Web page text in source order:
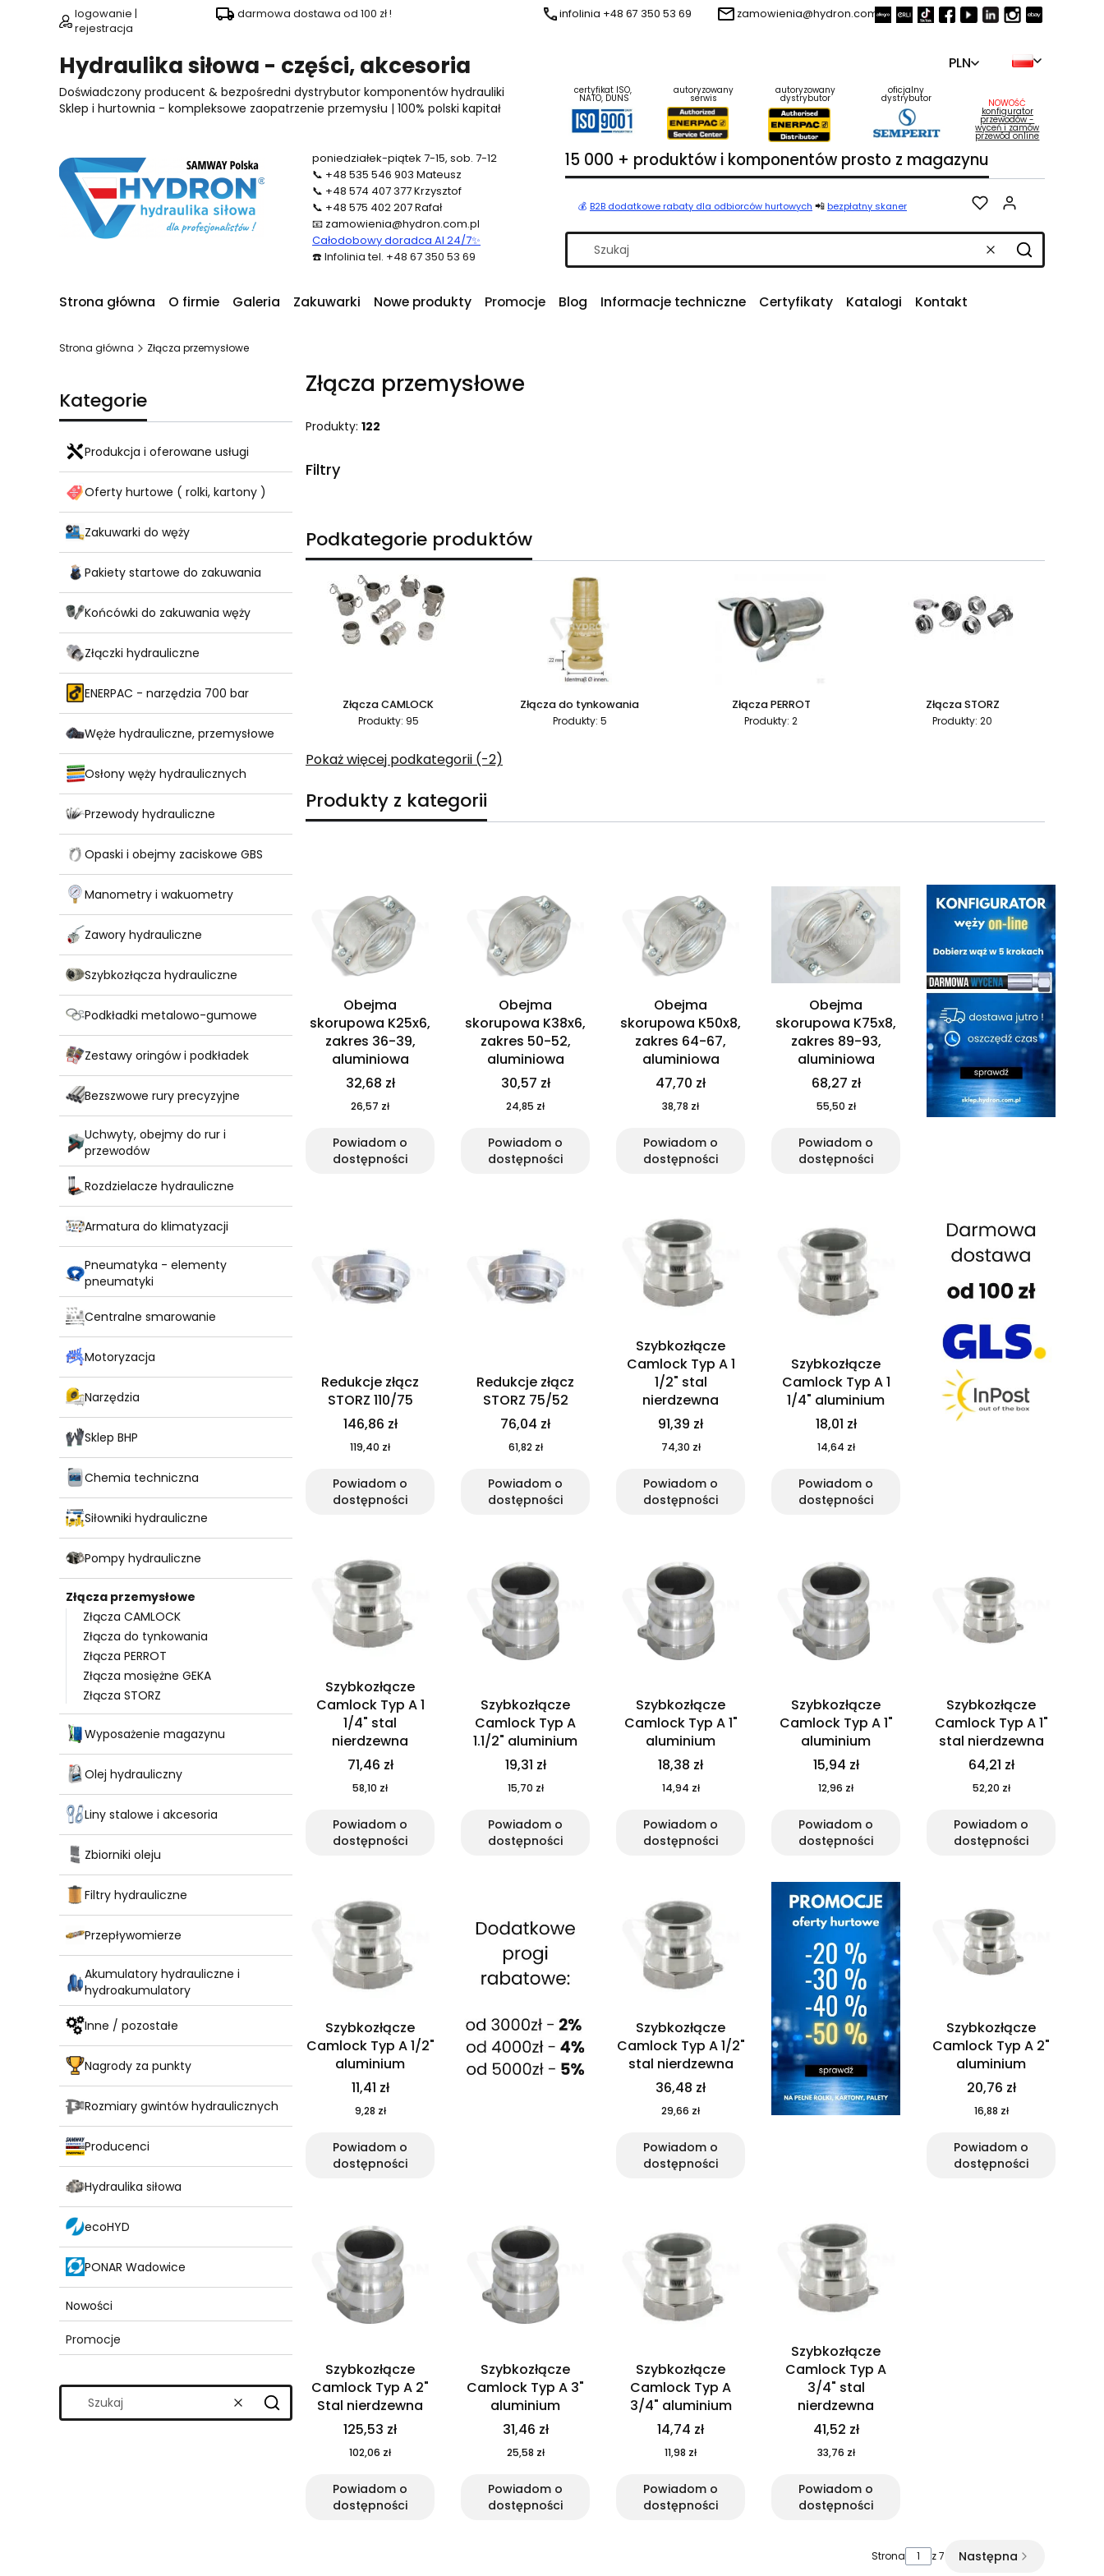
logowanie |
rejestracja
darmowa dostawa od 100 zł ! infolinia +48 67 350 53 69 zamowienia@hydron.com.pl
Hydraulika siłowa - części, akcesoria
Doświadczony producent & bezpośredni dystrybutor komponentów hydrauliki
Sklep i hurtownia - kompleksowe zaopatrzenie przemysłu | 100% polski kapitał
PLN
certyfikat ISO,
NATO, DUNS
autoryzowany
serwis
autoryzowany
dystrybutor
oficjalny
dystrybutor NOWOŚĆ
konfigurator
przewodów -
wyceń i zamów
przewód online
poniedziałek-piątek 7-15, sob. 7-12
📞 +48 535 546 903 Mateusz
📞 +48 574 407 377Krzysztof
📞 +48 575 402 207Rafał
📧 zamowienia@hydron.com.pl
Całodobowy doradca AI 24/7✨
☎️ Infolinia tel. +48 67 350 53 69
15 000 + produktów i komponentów prosto z magazynu
💰 B2B dodatkowe rabaty dla odbiorców hurtowych 📲 bezpłatny skaner
WyczyśćSzukaj
Strona główna O firmie Galeria Zakuwarki Nowe produkty Promocje Blog Informacje techniczne Certyfikaty Katalogi Kontakt
Strona główna Złącza przemysłowe
Kategorie
Produkcja i oferowane usługi
Oferty hurtowe ( rolki, kartony )
Zakuwarki do węży
Pakiety startowe do zakuwania
Końcówki do zakuwania węży
Złączki hydrauliczne
ENERPAC - narzędzia 700 bar
Węże hydrauliczne, przemysłowe
Osłony węży hydraulicznych
Przewody hydrauliczne
Opaski i obejmy zaciskowe GBS
Manometry i wakuometry
Zawory hydrauliczne
Szybkozłącza hydrauliczne
Podkładki metalowo-gumowe
Zestawy oringów i podkładek
Bezszwowe rury precyzyjne
Uchwyty, obejmy do rur i
przewodów
Rozdzielacze hydrauliczne
Armatura do klimatyzacji
Pneumatyka - elementy
pneumatyki
Centralne smarowanie
Motoryzacja
Narzędzia
Sklep BHP
Chemia techniczna
Siłowniki hydrauliczne
Pompy hydrauliczne
Złącza przemysłowe
Złącza CAMLOCK
Złącza do tynkowania
Złącza PERROT
Złącza mosiężne GEKA
Złącza STORZ
Wyposażenie magazynu
Olej hydrauliczny
Liny stalowe i akcesoria
Zbiorniki oleju
Filtry hydrauliczne
Przepływomierze
Akumulatory hydrauliczne i
hydroakumulatory
Inne / pozostałe
Nagrody za punkty
Rozmiary gwintów hydraulicznych
Producenci
Hydraulika siłowa
ecoHYD
PONAR Wadowice
Nowości
Promocje
WyczyśćSzukaj
Złącza przemysłowe
Produkty: 122
Filtry
Podkategorie produktów
Złącza CAMLOCK
Produkty: 95
Złącza do tynkowania
Produkty: 5
Złącza PERROT
Produkty: 2
Złącza STORZ
Produkty: 20
Pokaż więcej podkategorii (-2)
Produkty z kategorii
Obejma
skorupowa K25x6,
zakres 36-39,
aluminiowa
32,68 zł
26,57 zł
Powiadom o
dostępności
Obejma
skorupowa K38x6,
zakres 50-52,
aluminiowa
30,57 zł
24,85 zł
Powiadom o
dostępności
Obejma
skorupowa K50x8,
zakres 64-67,
aluminiowa
47,70 zł
38,78 zł
Powiadom o
dostępności
Obejma
skorupowa K75x8,
zakres 89-93,
aluminiowa
68,27 zł
55,50 zł
Powiadom o
dostępności
Redukcje złącz
STORZ 110/75
146,86 zł
119,40 zł
Powiadom o
dostępności
Redukcje złącz
STORZ 75/52
76,04 zł
61,82 zł
Powiadom o
dostępności
Szybkozłącze
Camlock Typ A 1
1/2" stal
nierdzewna
91,39 zł
74,30 zł
Powiadom o
dostępności
Szybkozłącze
Camlock Typ A 1
1/4" aluminium
18,01 zł
14,64 zł
Powiadom o
dostępności
Szybkozłącze
Camlock Typ A 1
1/4" stal
nierdzewna
71,46 zł
58,10 zł
Powiadom o
dostępności
Szybkozłącze
Camlock Typ A
1.1/2" aluminium
19,31 zł
15,70 zł
Powiadom o
dostępności
Szybkozłącze
Camlock Typ A 1"
aluminium
18,38 zł
14,94 zł
Powiadom o
dostępności
Szybkozłącze
Camlock Typ A 1"
aluminium
15,94 zł
12,96 zł
Powiadom o
dostępności
Szybkozłącze
Camlock Typ A 1"
stal nierdzewna
64,21 zł
52,20 zł
Powiadom o
dostępności
Szybkozłącze
Camlock Typ A 1/2"
aluminium
11,41 zł
9,28 zł
Powiadom o
dostępności
Szybkozłącze
Camlock Typ A 1/2"
stal nierdzewna
36,48 zł
29,66 zł
Powiadom o
dostępności
Szybkozłącze
Camlock Typ A 2"
aluminium
20,76 zł
16,88 zł
Powiadom o
dostępności
Szybkozłącze
Camlock Typ A 2"
Stal nierdzewna
125,53 zł
102,06 zł
Powiadom o
dostępności
Szybkozłącze
Camlock Typ A 3"
aluminium
31,46 zł
25,58 zł
Powiadom o
dostępności
Szybkozłącze
Camlock Typ A
3/4" aluminium
14,74 zł
11,98 zł
Powiadom o
dostępności
Szybkozłącze
Camlock Typ A
3/4" stal
nierdzewna
41,52 zł
33,76 zł
Powiadom o
dostępności
Strona z 7 Następna